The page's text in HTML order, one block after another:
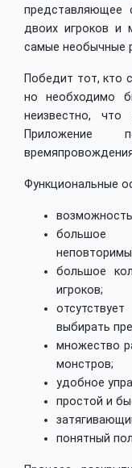
представляющее
двоих игроков и
самые необычные
Победит тот, кто
но необходимо
неизвестно,
Приложение
Функциональные
большое
большое
игроков;
выбирать
множество
монстров;
удобное
простой и
понятный